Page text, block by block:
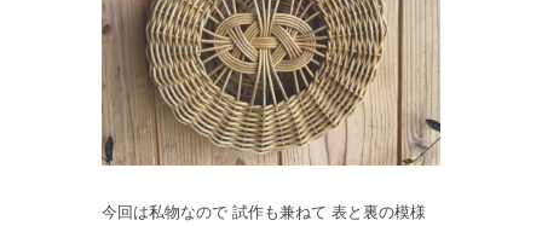
今回は私物なので 試作も兼ねて 表と裏の模様